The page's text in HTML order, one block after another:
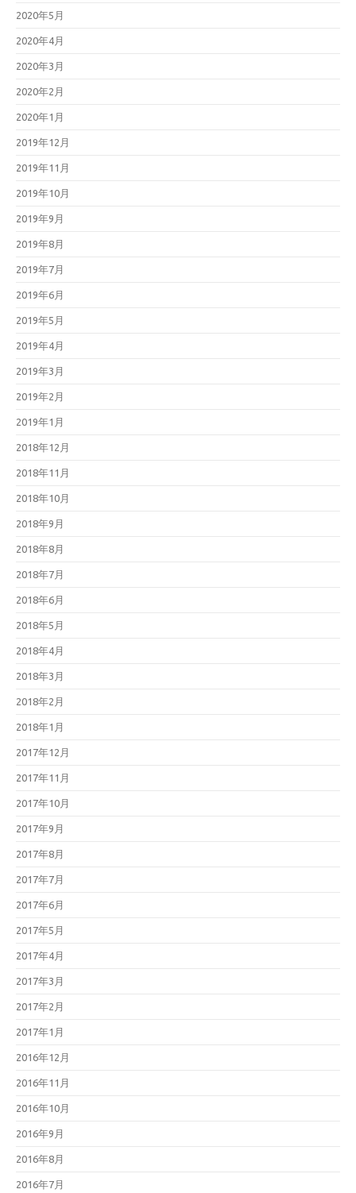
2020年5月
2020年4月
2020年3月
2020年2月
2020年1月
2019年12月
2019年11月
2019年10月
2019年9月
2019年8月
2019年7月
2019年6月
2019年5月
2019年4月
2019年3月
2019年2月
2019年1月
2018年12月
2018年11月
2018年10月
2018年9月
2018年8月
2018年7月
2018年6月
2018年5月
2018年4月
2018年3月
2018年2月
2018年1月
2017年12月
2017年11月
2017年10月
2017年9月
2017年8月
2017年7月
2017年6月
2017年5月
2017年4月
2017年3月
2017年2月
2017年1月
2016年12月
2016年11月
2016年10月
2016年9月
2016年8月
2016年7月